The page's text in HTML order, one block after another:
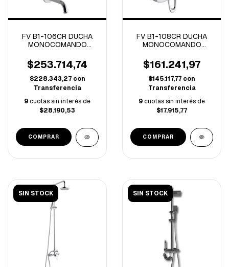
FV B1-106CR DUCHA
MONOCOMANDO
ARIZONA CROMO
$253.714,74
$228.343,27 con
Transferencia
9cuotas sin interés de
$28.190,53
FV B1-108CR DUCHA
MONOCOMANDO
ARIZONA CROMO
$161.241,97
$145.117,77 con
Transferencia
9cuotas sin interés de
$17.915,77
SIN STOCK SIN STOCK